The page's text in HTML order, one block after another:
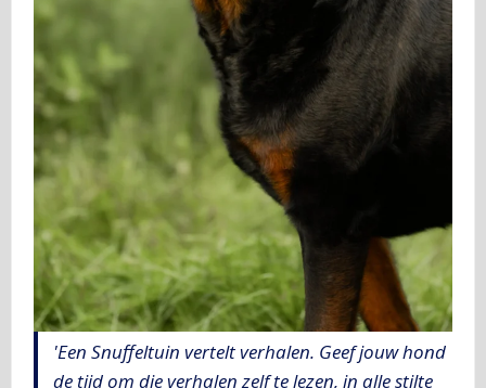
'Een Snuffeltuin vertelt verhalen. Geef jouw hond
de tijd om die verhalen zelf te lezen, in alle stilte